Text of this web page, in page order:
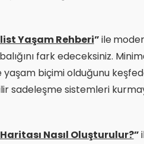
Yaşam Rehberi”ile
fark edeceksiniz.
yaşam biçimi olduğunu
sadeleşme sistemleri
Nasıl Oluşturulur?”